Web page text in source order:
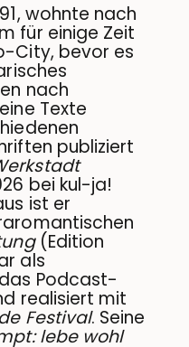
wohnte nach
für einige Zeit
City, bevor es
nach
Texte
publiziert
bei kul-ja!
ist er
(Edition
als
Podcast-
realisiert mit
Festival. Seine
lebe wohl